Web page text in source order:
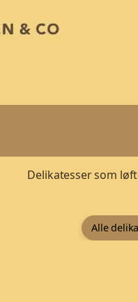
Delikatesser som
Alle